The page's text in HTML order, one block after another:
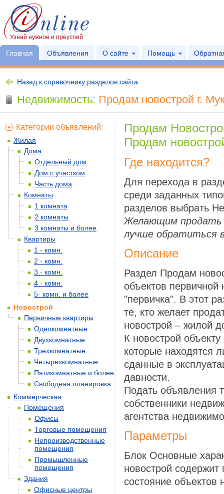
Узнай нужное и преуспей
Главная Объявления О сайте Помощь
Назад к справочнику разделов сайта
Недвижимость: Продам новострой г.
Продам
Продам
Где находится?
Для перехода в
среди заданных
разделов выбрать
Желающим продать
лучше обратиться
Описание
Раздел Продам
объектов
"первичка". В этот
те, кто желает
новострой – жилой
К новострой
которые находятся
сданные в
давности.
Подать объявления
собственники
агентства
Параметры
Блок Основные
новострой
состояние объектов
Категории объявлений:
Жилая
Дома
Отдельный дом
Дом с участком
Часть дома
Комнаты
1 комната
2 комнаты
3 комнаты и более
Квартиры
1 - комн.
2 - комн.
3 - комн.
4 - комн.
5- комн. и более
Новострой
Первичные квартиры
Однокомнатные
Двухкомнатные
Трехкомнатные
Четырехкомнатные
Пятикомнатные и более
Свободная планировка
Коммерческая
Помещения
Офисы
Торговые помещения
Непроизводственные
помещения
Промышленные
помещения
Здания
Офисные центры